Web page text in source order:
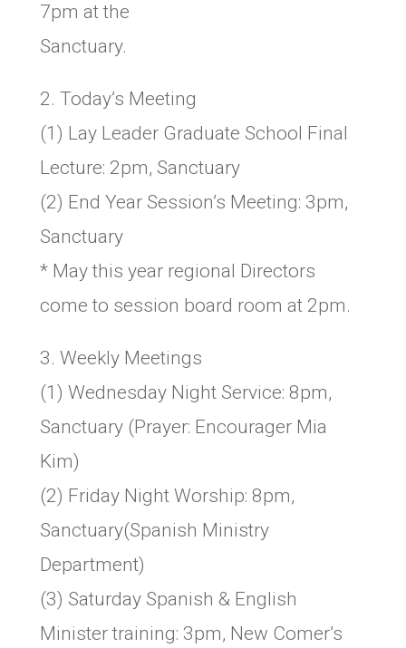
7pm at the
Sanctuary.
2. Today’s Meeting
(1) Lay Leader Graduate School Final
Lecture: 2pm, Sanctuary
(2) End Year Session’s Meeting: 3pm,
Sanctuary
* May this year regional Directors
come to session board room at 2pm.
3. Weekly Meetings
(1) Wednesday Night Service: 8pm,
Sanctuary (Prayer: Encourager Mia
Kim)
(2) Friday Night Worship: 8pm,
Sanctuary(Spanish Ministry
Department)
(3) Saturday Spanish & English
Minister training: 3pm, New Comer’s